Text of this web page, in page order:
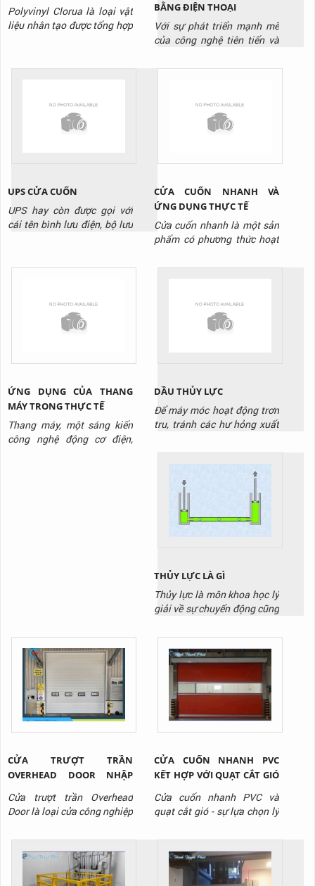
Polyvinyl Clorua là loại vật
liệu nhân tạo được tổng hợp
hoạt và sản xuất cho nhân
nhiều. Bước đầu khi được
khám phá ra, PVC có rất
BẰNG ĐIỆN THOẠI
Với sự phát triển mạnh mẽ
của công nghệ tiên tiến và
các sản phẩm mang tính đột
được thay thế bằng các
công nghệ thông minh.
bằng...
UPS CỬA CUỐN
UPS hay còn được gọi với
cái tên bình lưu điện, bộ lưu
lưu giữ và phát điện năng
cho cửa cuốn vận hành ổn
định không ngắt quãng. Đặc
CỬA CUỐN NHANH VÀ
ỨNG DỤNG THỰC TẾ
Cửa cuốn nhanh là một sản
phẩm có phương thức hoạt
cuốn khác. Biển chuyển
đứng của thân cửa. Điều
khác biệt ở đây là nó hoạt
ỨNG DỤNG CỦA THANG
MÁY TRONG THỰC TẾ
Thang máy, một sáng kiến
công nghệ động cơ điện,
DẦU THỦY LỰC
Để máy móc hoạt động trơn
tru, tránh các hư hỏng xuất
lực. Đây là loại dầu chuyên
dụng thường thấy tại kho
xưởng, cơ sở sản xuất. Tuy
nhiên không phải loại dầu
nào cũng phù hợp với thiết
bị của bạn
THỦY LỰC LÀ GÌ
Thủy lực là môn khoa học lý
giải về sự chuyển động cũng
chất lỏng tồn tại trong môi
trường giới hạn nào đó. Cụ
thể, trong môi trường thủy
lực, chất lỏng sẽ được truyền
tải nhờ lực đẩy tác dụng lên
chất lỏng.
CỬA TRƯỢT TRẦN
OVERHEAD DOOR NHẬP
KHẨU CHO NHÀ XƯỞNG
TẠI BÌNH DƯƠNG
Cửa trượt trần Overhead
Door là loại cửa công nghiệp
xưởng sản xuất. Liên hệ
Thịnh Thành Phát qua
Hotline: 0917 951 917 để
được tư vấn và báo giá sản
CỬA CUỐN NHANH PVC
KẾT HỢP VỚI QUẠT CẮT GIÓ
- GIẢI PHÁP TỐI ƯU CHO
PHÒNG SẠCH KHO LẠNH
Cửa cuốn nhanh PVC và
quạt cắt gió - sự lựa chọn lý
sạch, nhà máy sản xuất thực
phẩm, dược phẩm, điện tử,
siêu thị,..., giúp tối ưu hóa
vận hành và giảm chi phí